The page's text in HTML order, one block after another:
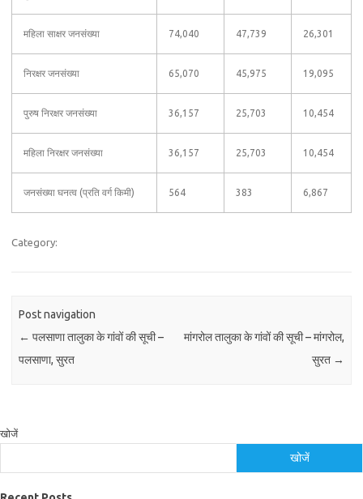
महिला साक्षर जनसंख्या 74,040 47,739 26,301
निरक्षर जनसंख्या 65,070 45,975 19,095
पुरुष निरक्षर जनसंख्या 36,157 25,703 10,454
महिला निरक्षर जनसंख्या 36,157 25,703 10,454
जनसंख्या घनत्व (प्रति वर्ग किमी) 564 383 6,867
Category:
Post navigation
← पलसाणा तालुका के गांवों की सूची –
पलसाणा, सुरत
मांगरोल तालुका के गांवों की सूची – मांगरोल,
सुरत →
खोजें
खोजें